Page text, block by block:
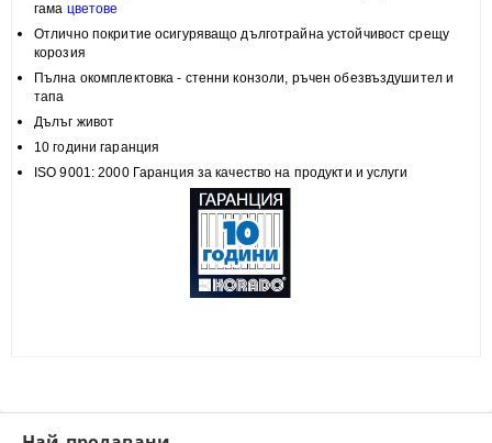
гама цветове
Отлично покритие осигуряващо дълготрайна устойчивост срещу
корозия
Пълна окомплектовка - стенни конзоли, ръчен обезвъздушител и
тапа
Дълъг живот
10 години гаранция
ISO 9001: 2000 Гаранция за качество на продукти и услуги